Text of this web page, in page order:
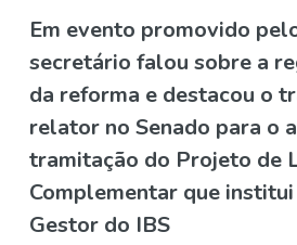
Em evento promovido
secretário falou sobre a
da reforma e destacou o
relator no Senado para o
tramitação do Projeto de
Complementar que
Gestor do IBS